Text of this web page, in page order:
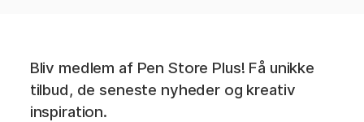
Bliv medlem af Pen Store Plus! Få unikke
tilbud, de seneste nyheder og kreativ
inspiration.